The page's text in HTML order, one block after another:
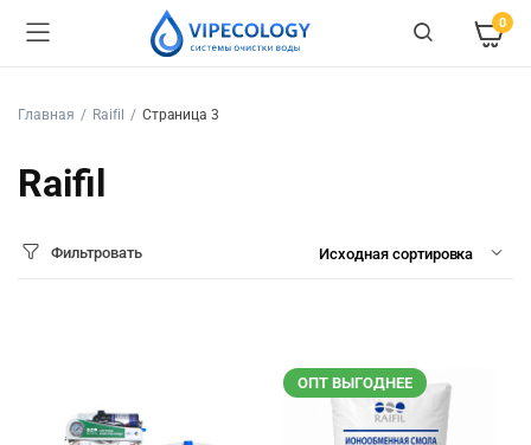
0
Главная Raifil Страница 3
Raifil
Фильтровать
ОПТ ВЫГОДНЕЕ